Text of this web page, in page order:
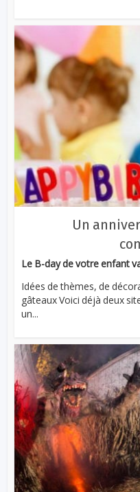
Un
Le B-day de votre enfant
Idées de thèmes, de
gâteaux Voici déjà deux
un...